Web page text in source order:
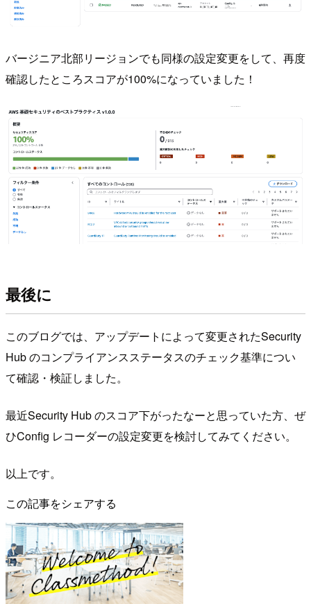
バージニア北部リージョンでも同様の設定変更をして、再度
確認したところスコアが100%になっていました！
最後に
このブログでは、アップデートによって変更されたSecurity
Hub のコンプライアンスステータスのチェック基準につい
て確認・検証しました。
最近Security Hub のスコア下がったなーと思っていた方、ぜ
ひConfig レコーダーの設定変更を検討してみてください。
以上です。
この記事をシェアする